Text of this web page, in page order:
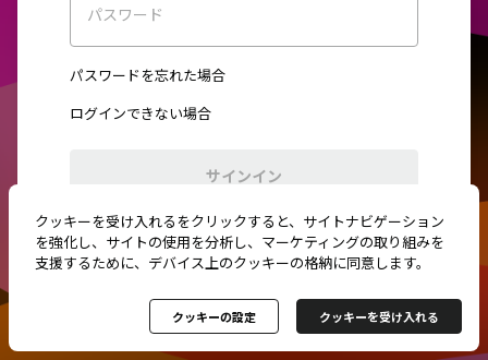
パスワード
パスワードを忘れた場合
ログインできない場合
サインイン
初めてご利用ですか？新規登録
クッキーを受け入れるをクリックすると、サイトナビゲーション
を強化し、サイトの使用を分析し、マーケティングの取り組みを
支援するために、デバイス上のクッキーの格納に同意します。
クッキーの設定 クッキーを受け入れる